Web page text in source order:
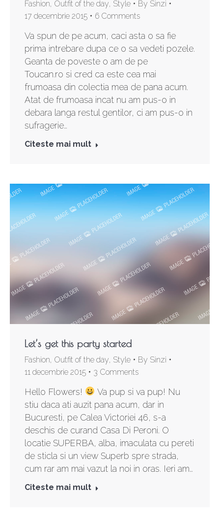
Fashion, Outfit of the day, Style By Sinzi
17 decembrie 2015
6 Comments
Va spun de pe acum, caci asta o sa fie
prima intrebare dupa ce o sa vedeti pozele.
Geanta de poveste o am de pe
Toucan.ro si cred ca este cea mai
frumoasa din colectia mea de pana acum.
Atat de frumoasa incat nu am pus-o in
debara langa restul gentilor, ci am pus-o in
sufragerie…
Citeste mai mult
Let’s get this party started
Fashion, Outfit of the day, Style By Sinzi
11 decembrie 2015
3 Comments
Hello Flowers!
Va pup si va pup! Nu
stiu daca ati auzit pana acum, dar in
Bucuresti, pe Calea Victoriei 46, s-a
deschis de curand Casa Di Peroni. O
locatie SUPERBA, alba, imaculata cu pereti
de sticla si un view Superb spre strada,
cum rar am mai vazut la noi in oras. Ieri am…
Citeste mai mult